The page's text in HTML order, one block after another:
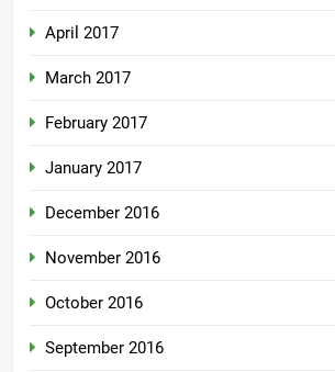
April 2017
March 2017
February 2017
January 2017
December 2016
November 2016
October 2016
September 2016